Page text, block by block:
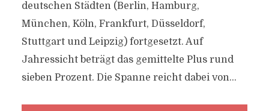
deutschen Städten (Berlin, Hamburg,
München, Köln, Frankfurt, Düsseldorf,
Stuttgart und Leipzig) fortgesetzt. Auf
Jahressicht beträgt das gemittelte Plus rund
sieben Prozent. Die Spanne reicht dabei von...